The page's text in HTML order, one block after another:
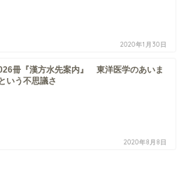
2020年1月30日
冊『漢方水先案内』 東洋医学のあいま
いう不思議さ
2020年8月8日